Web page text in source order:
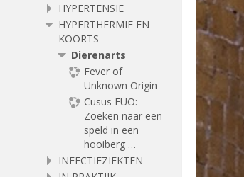
HYPERTENSIE
HYPERTHERMIE EN
KOORTS
Dierenarts
Fever of
Unknown Origin
Cusus FUO:
Zoeken naar een
speld in een
hooiberg …
INFECTIEZIEKTEN